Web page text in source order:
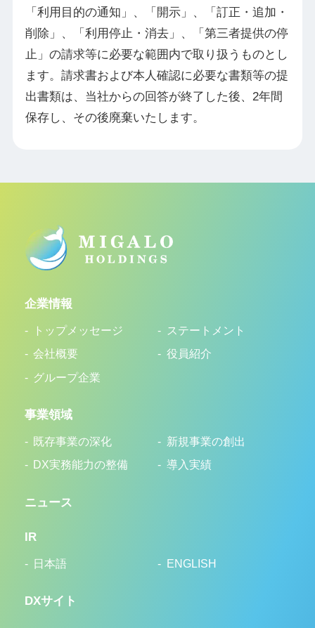
「利用目的の通知」、「開示」、「訂正・追加・
削除」、「利用停止・消去」、「第三者提供の停
止」の請求等に必要な範囲内で取り扱うものとし
ます。請求書および本人確認に必要な書類等の提
出書類は、当社からの回答が終了した後、2年間
保存し、その後廃棄いたします。
企業情報
トップメッセージ
ステートメント
会社概要
役員紹介
グループ企業
事業領域
既存事業の深化
新規事業の創出
DX実務能力の整備
導入実績
ニュース
IR
日本語 ENGLISH
DXサイト